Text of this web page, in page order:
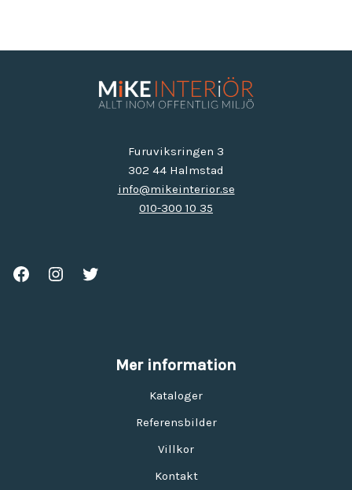
Furuviksringen 3
302 44 Halmstad
info@mikeinterior.se
010-300 10 35
Mer information
Kataloger
Referensbilder
Villkor
Kontakt